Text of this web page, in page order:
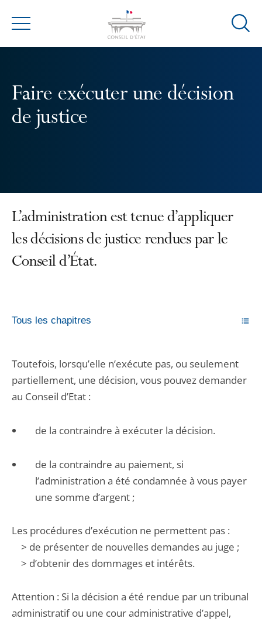
Menu
Ouvrir
Faire exécuter une décision
de justice
L’administration est tenue d’appliquer
les décisions de justice rendues par le
Conseil d’État.
Tous les chapitres
Toutefois, lorsqu’elle n’exécute pas, ou seulement
partiellement, une décision, vous pouvez demander
au Conseil d’Etat :
de la contraindre à exécuter la décision.
de la contraindre au paiement, si
l’administration a été condamnée à vous payer
une somme d’argent ;
Les procédures d’exécution ne permettent pas :
> de présenter de nouvelles demandes au juge ;
> d’obtenir des dommages et intérêts.
Attention : Si la décision a été rendue par un tribunal
administratif ou une cour administrative d’appel,